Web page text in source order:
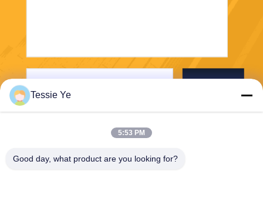
Tessie Ye
5:53 PM
Good day, what product are you looking for?